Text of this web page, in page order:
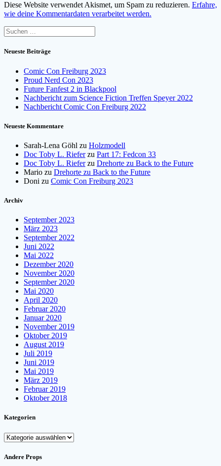
Diese Website verwendet Akismet, um Spam zu reduzieren. Erfahre,
wie deine Kommentardaten verarbeitet werden.
Suchen
nach:
Neueste Beiträge
Comic Con Freiburg 2023
Proud Nerd Con 2023
Future Fanfest 2 in Blackpool
Nachbericht zum Science Fiction Treffen Speyer 2022
Nachbericht Comic Con Freiburg 2022
Neueste Kommentare
Sarah-Lena Göhl zu Holzmodell
Doc Toby L. Rieferzu Part 17: Fedcon 33
Doc Toby L. Rieferzu Drehorte zu Back to the Future
Mario zu Drehorte zu Back to the Future
Doni zu Comic Con Freiburg 2023
Archiv
September 2023
März 2023
September 2022
Juni 2022
Mai 2022
Dezember 2020
November 2020
September 2020
Mai 2020
April 2020
Februar 2020
Januar 2020
November 2019
Oktober 2019
August 2019
Juli 2019
Juni 2019
Mai 2019
März 2019
Februar 2019
Oktober 2018
Kategorien
Kategorien
Andere Props